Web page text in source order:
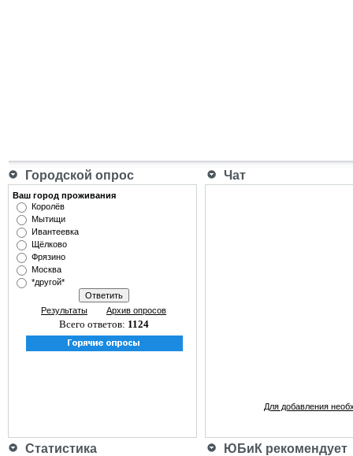
Городской опрос Чат
Ваш город проживания
Королёв
Мытищи
Ивантеевка
Щёлково
Фрязино
Москва
*другой*
Результаты Архив опросов
Всего ответов: 1124
Для добавления
Статистика ЮБиК рекомендует